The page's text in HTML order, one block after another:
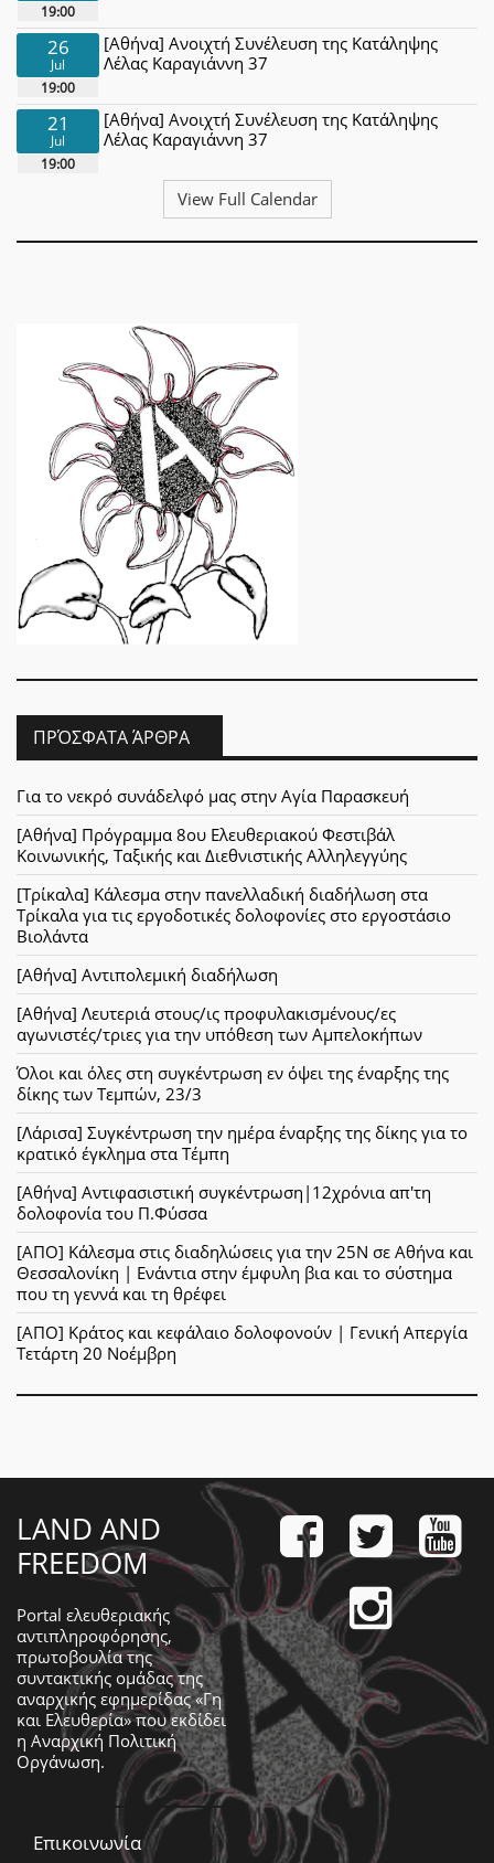
19:00
26
Jul
19:00
[Αθήνα] Ανοιχτή Συνέλευση της Κατάληψης
Λέλας Καραγιάννη 37
21
Jul
19:00
[Αθήνα] Ανοιχτή Συνέλευση της Κατάληψης
Λέλας Καραγιάννη 37
View Full Calendar
ΠΡΌΣΦΑΤΑ ΆΡΘΡΑ
Για το νεκρό συνάδελφό μας στην Αγία Παρασκευή
[Αθήνα] Πρόγραμμα 8ου Ελευθεριακού Φεστιβάλ
Κοινωνικής, Ταξικής και Διεθνιστικής Αλληλεγγύης
[Τρίκαλα] Κάλεσμα στην πανελλαδική διαδήλωση στα
Τρίκαλα για τις εργοδοτικές δολοφονίες στο εργοστάσιο
Βιολάντα
[Αθήνα] Αντιπολεμική διαδήλωση
[Αθήνα] Λευτεριά στους/ις προφυλακισμένους/ες
αγωνιστές/τριες για την υπόθεση των Αμπελοκήπων
Όλοι και όλες στη συγκέντρωση εν όψει της έναρξης της
δίκης των Τεμπών, 23/3
[Λάρισα] Συγκέντρωση την ημέρα έναρξης της δίκης για το
κρατικό έγκλημα στα Τέμπη
[Αθήνα] Αντιφασιστική συγκέντρωση|12χρόνια απ'τη
δολοφονία του Π.Φύσσα
[ΑΠΟ] Κάλεσμα στις διαδηλώσεις για την 25Ν σε Αθήνα και
Θεσσαλονίκη | Ενάντια στην έμφυλη βια και το σύστημα
που τη γεννά και τη θρέφει
[ΑΠΟ] Κράτος και κεφάλαιο δολοφονούν | Γενική Απεργία
Τετάρτη 20 Νοέμβρη
LAND AND
FREEDOM
Portal ελευθεριακής
αντιπληροφόρησης,
πρωτοβουλία της
συντακτικής ομάδας της
αναρχικής εφημερίδας «Γη
και Ελευθερία» που εκδίδει
η Αναρχική Πολιτική
Οργάνωση.
Επικοινωνία